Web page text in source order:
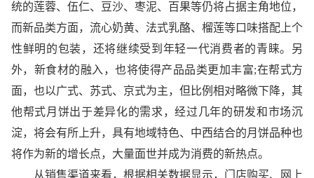
统的莲蓉、伍仁、豆沙、枣泥、百果等仍将占据主角地位，
而新品类方面，流心奶黄、法式乳酪、榴莲等口味搭配上个
性鲜明的包装，还将继续受到年轻一代消费者的青睐。另
外，新食材的融入，也将使得产品品类更加丰富;在帮式方
面，也以广式、苏式、京式为主，但比例相对略微下降，其
他帮式月饼出于差异化的需求，经过几年的研发和市场沉
淀，将会有所上升，具有地域特色、中西结合的月饼品种也
将作为新的增长点，大量面世并成为消费的新热点。
从销售渠道来看，根据相关数据显示，门店购买、网上